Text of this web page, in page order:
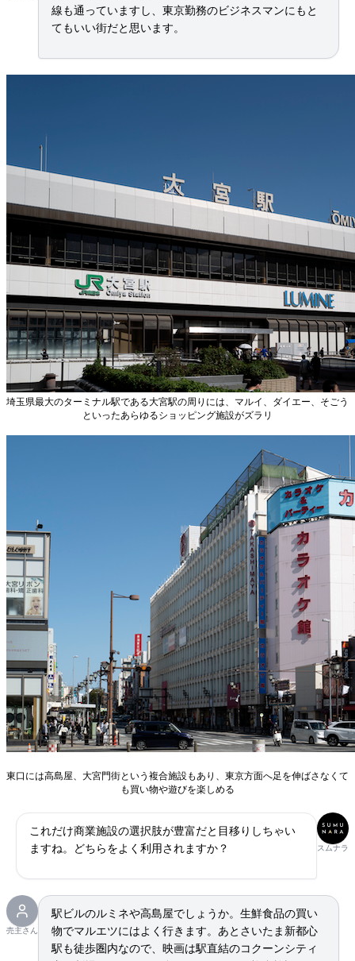
線も通っていますし、東京勤務のビジネスマンにもと
てもいい街だと思います。
埼玉県最大のターミナル駅である大宮駅の周りには、マルイ、ダイエー、そごう
といったあらゆるショッピング施設がズラリ
東口には高島屋、大宮門街という複合施設もあり、東京方面へ足を伸ばさなくて
も買い物や遊びを楽しめる
スムナラ
これだけ商業施設の選択肢が豊富だと目移りしちゃい
ますね。どちらをよく利用されますか？
売主さん
駅ビルのルミネや高島屋でしょうか。生鮮食品の買い
物でマルエツにはよく行きます。あとさいたま新都心
駅も徒歩圏内なので、映画は駅直結のコクーンシティ